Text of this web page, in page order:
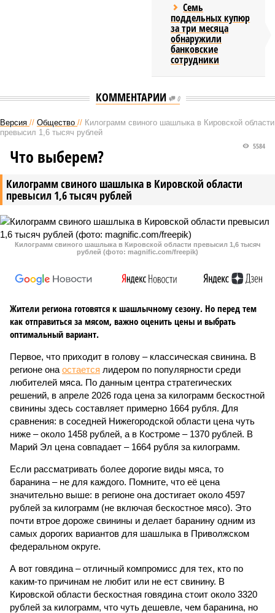
Семь
поддельных купюр
за три месяца
обнаружили
банковские
сотрудники
КОММЕНТАРИИ 0
Версия // Общество // Килограмм свиного шашлыка в Кировской области
превысил 1,6 тысяч рублей
Килограмм свиного шашлыка в Кировской области
превысил 1,6 тысяч рублей
5584
Что выберем?
Килограмм свиного шашлыка в Кировской области превысил 1,6 тысяч
рублей (фото: magnific.com/freepik)
Жители региона готовятся к шашлычному сезону. Но перед тем
как отправиться за мясом, важно оценить цены и выбрать
оптимальный вариант.
Первое, что приходит в голову – классическая свинина. В
регионе она остается лидером по популярности среди
любителей мяса. По данным центра стратегических
решений, в апреле 2026 года цена за килограмм бескостной
свинины здесь составляет примерно 1664 рубля. Для
сравнения: в соседней Нижегородской области цена чуть
ниже – около 1458 рублей, а в Костроме – 1370 рублей. В
Марий Эл цена совпадает – 1664 рубля за килограмм.
Если рассматривать более дорогие виды мяса, то
баранина – не для каждого. Помните, что её цена
значительно выше: в регионе она достигает около 4597
рублей за килограмм (не включая бескостное мясо). Это
почти втрое дороже свинины и делает баранину одним из
самых дорогих вариантов для шашлыка в Приволжском
федеральном округе.
А вот говядина – отличный компромисс для тех, кто по
каким-то причинам не любит или не ест свинину. В
Кировской области бескостная говядина стоит около 3320
рублей за килограмм, что чуть дешевле, чем баранина, но